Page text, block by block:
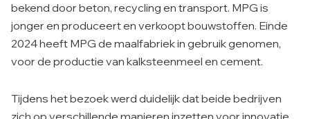
bekend door beton, recycling en transport. MPG is
jonger en produceert en verkoopt bouwstoffen. Einde
2024 heeft MPG de maalfabriek in gebruik genomen,
voor de productie van kalksteenmeel en cement.
Tijdens het bezoek werd duidelijk dat beide bedrijven
zich op verschillende manieren inzetten voor innovatie